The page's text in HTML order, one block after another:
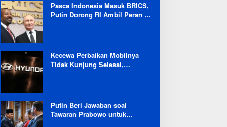
Pasca Indonesia Masuk BRICS,
Putin Dorong RI Ambil Peran di
Kecewa Perbaikan Mobilnya
Tidak Kunjung Selesai,
Putin Beri Jawaban soal
Tawaran Prabowo untuk